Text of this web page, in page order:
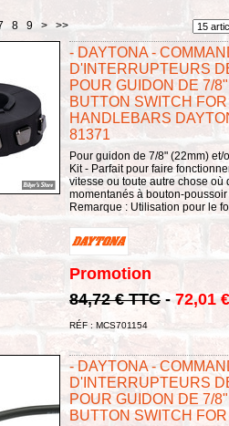
8 9 > >>
- DAYTONA -
D'INTERRUPTEURS
POUR GUIDON DE 7/
BUTTON SWITCH FOR
HANDLEBARS
81371
Pour guidon de 7/8" (22mm) et/
Kit - Parfait pour faire
vitesse ou toute autre chose où
momentanés à bouton-
Remarque : Utilisation pour le
Promotion
84,72 € TTC-72,01
RÉF : MCS701154
- DAYTONA -
D'INTERRUPTEURS
POUR GUIDON DE 7/
BUTTON SWITCH FOR